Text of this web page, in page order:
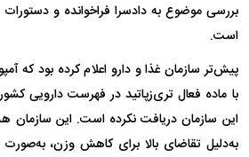
بررسی موضوع به دادسرا فراخوانده و دستورات
است.
با ماده فعال تری‌زپاتید در فهرست دارویی
این سازمان دریافت نکرده است. این سازمان
به‌دلیل تقاضای بالا برای کاهش وزن، به‌صورت